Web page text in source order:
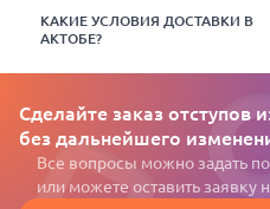
КАКИЕ УСЛОВИЯ ДОСТАВКИ В
АКТОБЕ?
Сделайте заказ отступов
без дальнейшего
Все вопросы можно задать
или можете оставить заявку